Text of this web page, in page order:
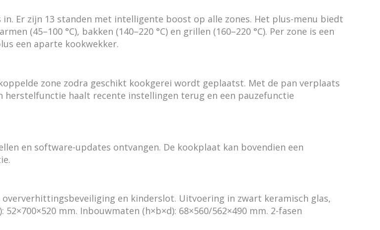
Er zijn 13 standen met intelligente boost op alle zones. Het plus-menu biedt
(45–100 °C), bakken (140–220 °C) en grillen (160–220 °C). Per zone is een
een aparte kookwekker.
zone zodra geschikt kookgerei wordt geplaatst. Met de pan verplaats
herstelfunctie haalt recente instellingen terug en een pauzefunctie
en software-updates ontvangen. De kookplaat kan bovendien een
en kinderslot. Uitvoering in zwart keramisch glas,
mm. Inbouwmaten (h×b×d): 68×560/562×490 mm. 2-fasen